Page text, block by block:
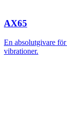
AX65
En absolutgivare
vibrationer.